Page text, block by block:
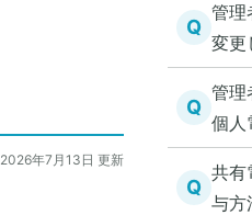
2026年7月13日 更新
Q
管理
変更
Q
管理
個人
を確
Q
共有
与方